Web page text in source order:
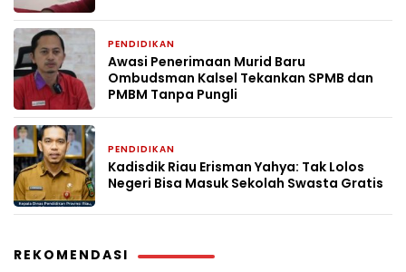
PENDIDIKAN
Awasi Penerimaan Murid Baru
Ombudsman Kalsel Tekankan SPMB dan
PMBM Tanpa Pungli
PENDIDIKAN
Kadisdik Riau Erisman Yahya: Tak Lolos
Negeri Bisa Masuk Sekolah Swasta Gratis
REKOMENDASI